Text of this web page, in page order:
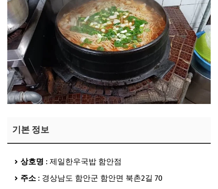
기본 정보
상호명 : 제일한우국밥 함안점
주소 : 경상남도 함안군 함안면 북촌2길 70